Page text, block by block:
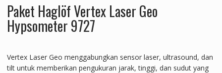
Paket Haglöf Vertex Laser Geo
Hypsometer 9727
Vertex Laser Geo menggabungkan sensor laser, ultrasound, dan
tilt untuk memberikan pengukuran jarak, tinggi, dan sudut yang